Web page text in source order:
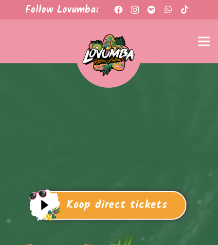
Follow Lovumba:
Koop direct tickets